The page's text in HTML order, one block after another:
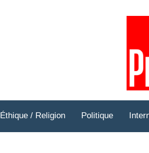
Éthique / Religion Politique